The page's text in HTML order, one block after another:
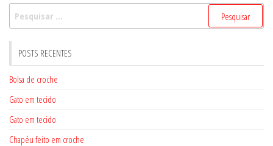
POSTS RECENTES
Bolsa de croche
Gato em tecido
Gato em tecido
Chapéu feito em croche